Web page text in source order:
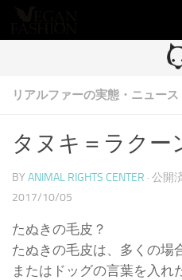
リアルファーの実態・ニュース
タヌキ＝ラクー
BY ANIMAL RIGHTS CENTER · 公開
2017/10/05
たぬきの毛皮？
たぬきの毛皮は、多くの場
またはドッグの言葉を入れ